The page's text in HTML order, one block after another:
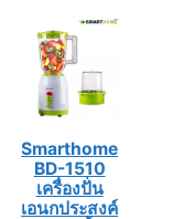
Smarthome
BD-1510
เครื่องปั่น
เอนกประสงค์